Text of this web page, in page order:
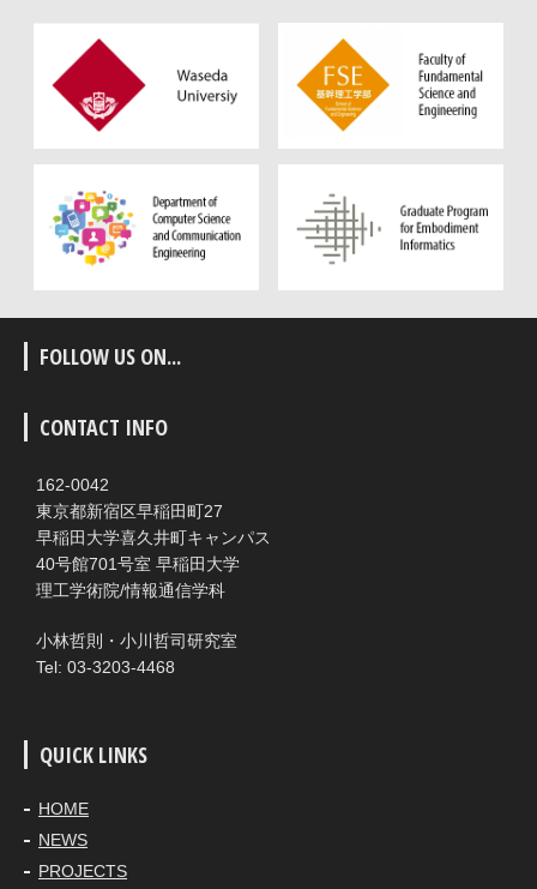
FOLLOW US ON...
CONTACT INFO
162-0042
東京都新宿区早稲田町27
早稲田大学喜久井町キャンパス
40号館701号室 早稲田大学
理工学術院/情報通信学科
小林哲則・小川哲司研究室
Tel: 03-3203-4468
QUICK LINKS
HOME
NEWS
PROJECTS